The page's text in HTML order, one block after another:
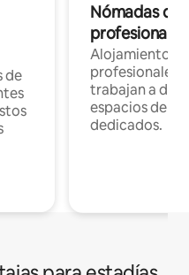
de
Nómadas
Alojamientos
profesionales
trabajan a
espacios de
dedicados.